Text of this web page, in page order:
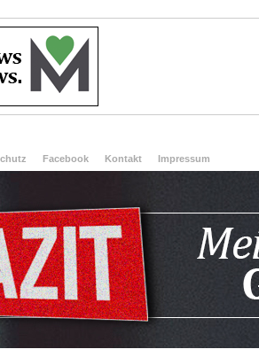
Facebook Kontakt Impressum